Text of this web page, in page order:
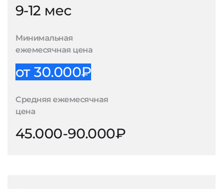
9-12 мес
Минимальная
ежемесячная цена
от 30.000₽
Средняя ежемесячная
цена
45.000-90.000₽